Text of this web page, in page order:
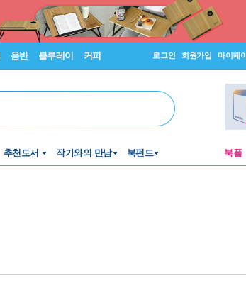
음반 블루레이 커피 로그인 회원가입 마이페
추천도서 작가와의 만남 북펀드 북플